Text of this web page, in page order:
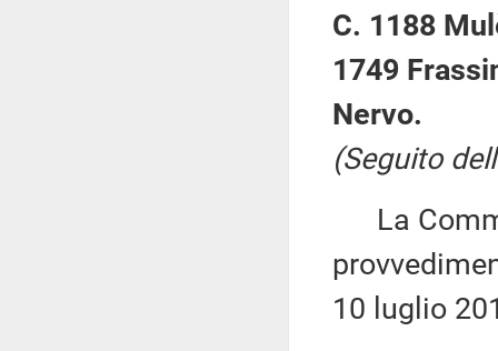
C. 1188
1749
Nervo.
(Seguito
La
10 luglio